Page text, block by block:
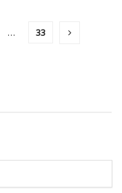
… 33